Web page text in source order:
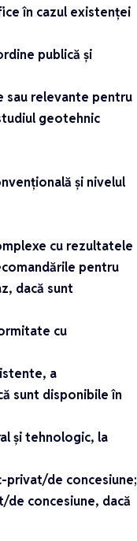
în cazul existenței
publică și
sau relevante pentru
geotehnic
și nivelul
cu rezultatele
pentru
dacă sunt
cu
a
sunt disponibile în
și tehnologic, la
privat/de concesiune;
concesiune, dacă